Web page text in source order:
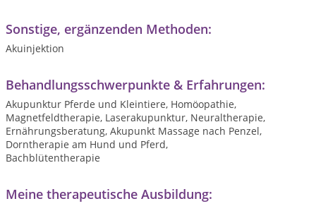
Sonstige, ergänzenden Methoden:
Akuinjektion
Behandlungsschwerpunkte & Erfahrungen:
Akupunktur Pferde und Kleintiere, Homöopathie,
Magnetfeldtherapie, Laserakupunktur, Neuraltherapie,
Ernährungsberatung, Akupunkt Massage nach Penzel,
Dorntherapie am Hund und Pferd,
Bachblütentherapie
Meine therapeutische Ausbildung: